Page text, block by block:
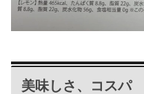
美味しさ、コスパ